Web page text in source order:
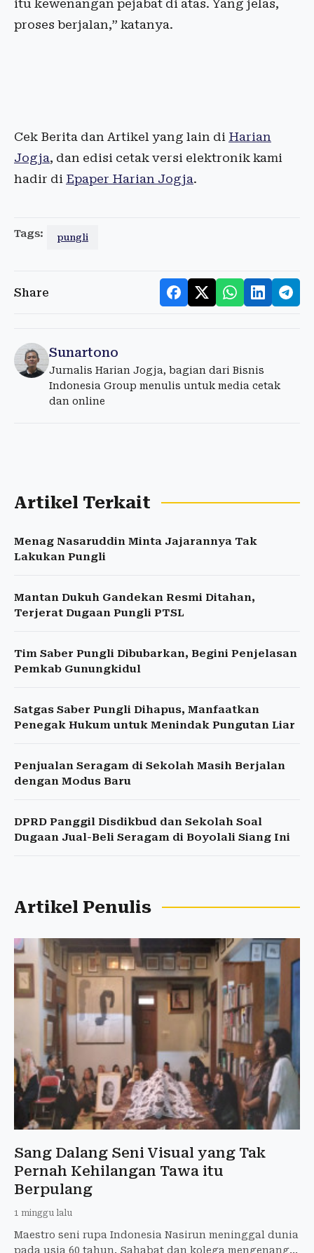
itu kewenangan pejabat di atas. Yang jelas,
proses berjalan,” katanya.
Cek Berita dan Artikel yang lain di Harian
Jogja, dan edisi cetak versi elektronik kami
hadir di Epaper Harian Jogja.
Tags: pungli
Share
Sunartono
Jurnalis Harian Jogja, bagian dari Bisnis
Indonesia Group menulis untuk media cetak
dan online
Artikel Terkait
Menag Nasaruddin Minta Jajarannya Tak
Lakukan Pungli
Mantan Dukuh Gandekan Resmi Ditahan,
Terjerat Dugaan Pungli PTSL
Tim Saber Pungli Dibubarkan, Begini Penjelasan
Pemkab Gunungkidul
Satgas Saber Pungli Dihapus, Manfaatkan
Penegak Hukum untuk Menindak Pungutan Liar
Penjualan Seragam di Sekolah Masih Berjalan
dengan Modus Baru
DPRD Panggil Disdikbud dan Sekolah Soal
Dugaan Jual-Beli Seragam di Boyolali Siang Ini
Artikel Penulis
Sang Dalang Seni Visual yang Tak
Pernah Kehilangan Tawa itu
Berpulang
1 minggu lalu
Maestro seni rupa Indonesia Nasirun meninggal dunia
pada usia 60 tahun. Sahabat dan kolega mengenang